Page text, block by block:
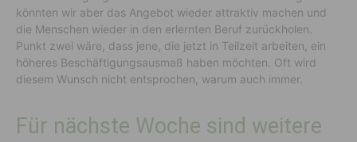
könnten wir aber das Angebot wieder attraktiv machen und
die Menschen wieder in den erlernten Beruf zurückholen.
Punkt zwei wäre, dass jene, die jetzt in Teilzeit arbeiten, ein
höheres Beschäftigungsausmaß haben möchten. Oft wird
diesem Wunsch nicht entsprochen, warum auch immer.
Für nächste Woche sind weitere